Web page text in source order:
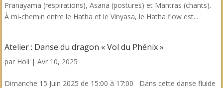
Pranayama (respirations), Asana (postures) et Mantras (chants).
À mi-chemin entre le Hatha et le Vinyasa, le Hatha flow est...
Atelier : Danse du dragon « Vol du Phénix »
par Holi | Avr 10, 2025
Dimanche 15 Juin 2025 de 15:00 à 17:00 Dans cette danse fluide